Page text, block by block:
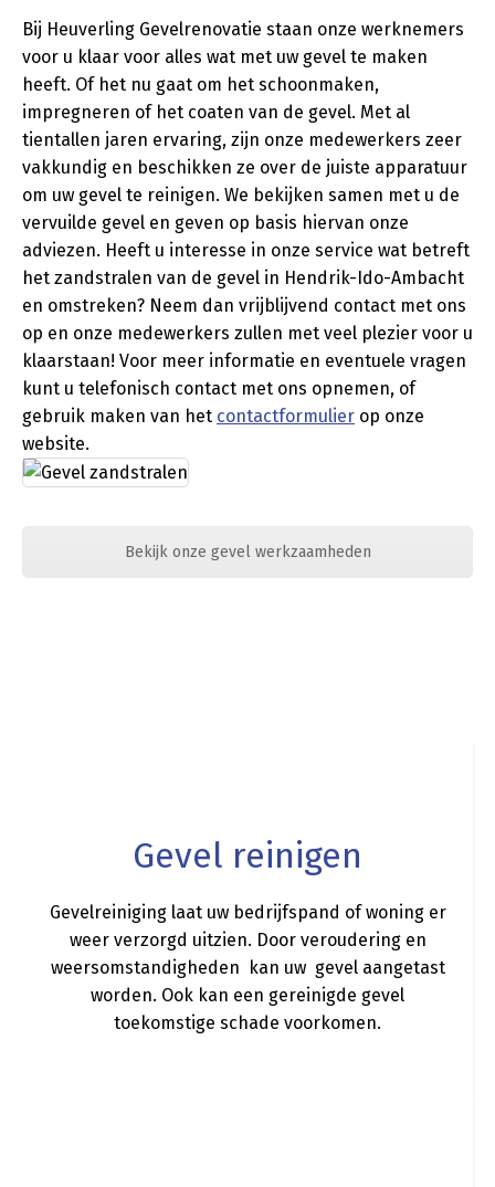
Bij Heuverling Gevelrenovatie staan onze werknemers
voor u klaar voor alles wat met uw gevel te maken
heeft. Of het nu gaat om het schoonmaken,
impregneren of het coaten van de gevel. Met al
tientallen jaren ervaring, zijn onze medewerkers zeer
vakkundig en beschikken ze over de juiste apparatuur
om uw gevel te reinigen. We bekijken samen met u de
vervuilde gevel en geven op basis hiervan onze
adviezen. Heeft u interesse in onze service wat betreft
het zandstralen van de gevel in Hendrik-Ido-Ambacht
en omstreken? Neem dan vrijblijvend contact met ons
op en onze medewerkers zullen met veel plezier voor u
klaarstaan! Voor meer informatie en eventuele vragen
kunt u telefonisch contact met ons opnemen, of
gebruik maken van het contactformulier op onze
website.
Bekijk onze gevel werkzaamheden
Gevel reinigen
Gevelreiniging laat uw bedrijfspand of woning er
weer verzorgd uitzien. Door veroudering en
weersomstandigheden kan uw gevel aangetast
worden. Ook kan een gereinigde gevel
toekomstige schade voorkomen.